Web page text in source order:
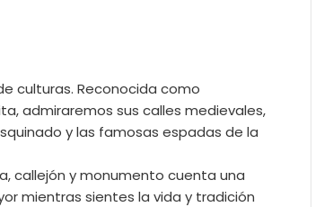
culturas. Reconocida como
admiraremos sus calles medievales,
y las famosas espadas de la
callejón y monumento cuenta una
mientras sientes la vida y tradición